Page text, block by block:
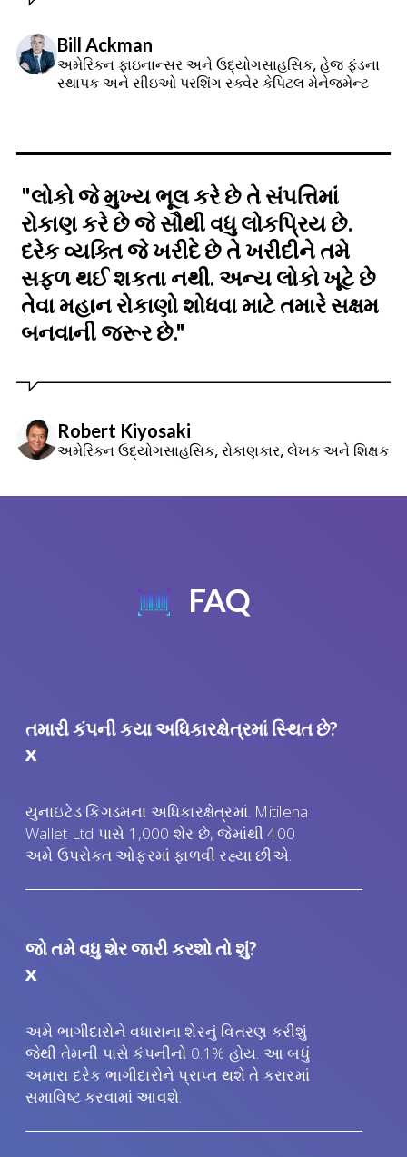
Bill Ackman
અમેરિકન ફાઇનાન્સર અને ઉદ્યોગસાહસિક, હેજ ફંડના
સ્થાપક અને સીઇઓ પરશિંગ સ્ક્વેર કેપિટલ મેનેજમેન્ટ
"લોકો જે મુખ્ય ભૂલ કરે છે તે સંપત્તિમાં
રોકાણ કરે છે જે સૌથી વધુ લોકપ્રિય છે.
દરેક વ્યક્તિ જે ખરીદે છે તે ખરીદીને તમે
સફળ થઈ શકતા નથી. અન્ય લોકો ખૂટે છે
તેવા મહાન રોકાણો શોધવા માટે તમારે સક્ષમ
બનવાની જરૂર છે."
Robert Kiyosaki
અમેરિકન ઉદ્યોગસાહસિક, રોકાણકાર, લેખક અને શિક્ષક
FAQ
તમારી કંપની કયા અધિકારક્ષેત્રમાં સ્થિત છે?
x
યુનાઇટેડ કિંગડમના અધિકારક્ષેત્રમાં. Mitilena
Wallet Ltd પાસે 1,000 શેર છે, જેમાંથી 400
અમે ઉપરોક્ત ઓફરમાં ફાળવી રહ્યા છીએ.
જો તમે વધુ શેર જારી કરશો તો શું?
x
અમે ભાગીદારોને વધારાના શેરનું વિતરણ કરીશું
જેથી તેમની પાસે કંપનીનો 0.1% હોય. આ બધું
અમારા દરેક ભાગીદારોને પ્રાપ્ત થશે તે કરારમાં
સમાવિષ્ટ કરવામાં આવશે.